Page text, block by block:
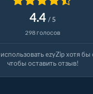
4.4 / 5
298 голосов
ezyZip хотя бы
чтобы оставить отзыв!